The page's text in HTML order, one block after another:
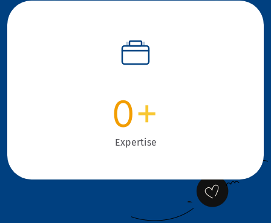
0+
Expertise